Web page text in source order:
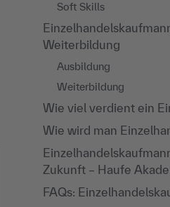
Soft Skills
Weiterbildung
Ausbildung
Weiterbildung
Wie viel verdient ein
Wie wird man
Zukunft – Haufe
FAQs: